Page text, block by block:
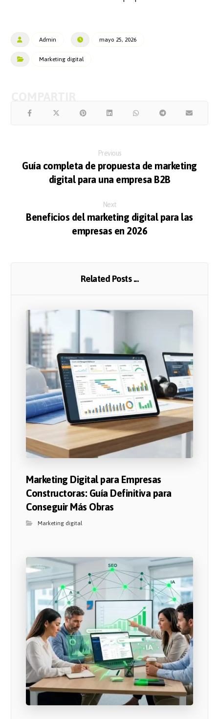
Admin mayo 25, 2026
Marketing digital
Previous
Guía completa de propuesta de marketing
digital para una empresa B2B
Next
Beneficios del marketing digital para las
empresas en 2026
Related Posts ...
Marketing Digital para Empresas
Constructoras: Guía Definitiva para
Conseguir Más Obras
Marketing digital